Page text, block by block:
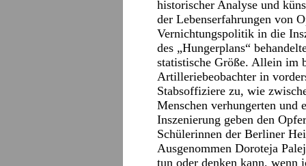
historischer Analyse und
der Lebenserfahrungen von
Vernichtungspolitik in die
des „Hungerplans“
statistische Größe. Allein im
Artilleriebeobachter in
Stabsoffiziere zu, wie
Menschen verhungerten und
Inszenierung geben den
Schülerinnen der Berliner
Ausgenommen Doroteja
tun oder denken kann, wenn